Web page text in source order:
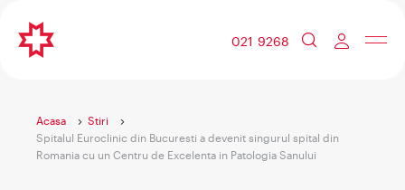
021 9268
Acasa
Stiri
Spitalul Euroclinic din Bucuresti a devenit singurul spital din
Romania cu un Centru de Excelenta in Patologia Sanului